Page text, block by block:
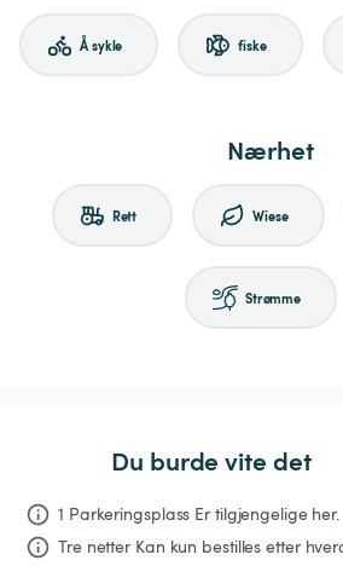
Å sykle fiske
Nærhet
Rett Wiese
Strømme
Du burde vite det
1 Parkeringsplass Er tilgjengelige her.
Tre netter Kan kun bestilles etter